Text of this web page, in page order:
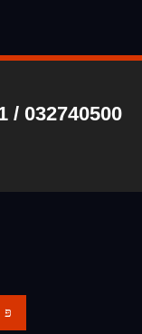
/ 032740500